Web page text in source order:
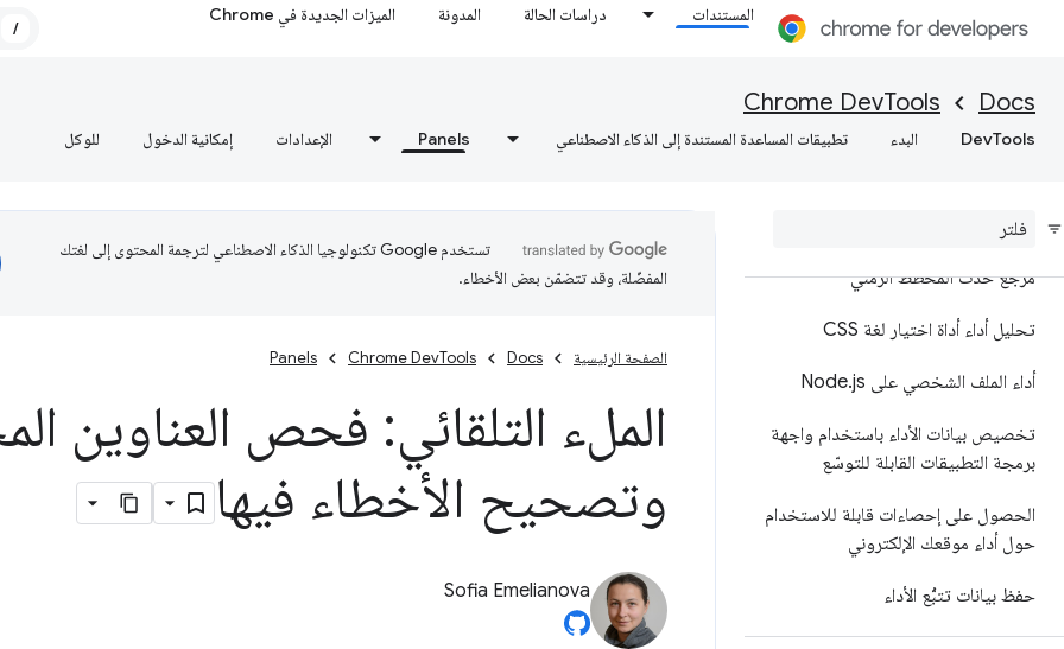
المستندات دراسات الحالة المدونة الميزات الجديدة في Chrome
/
Docs
Chrome DevTools
DevTools البدء تطبيقات المساعدة المستندة إلى الذكاء الاصطناعي Panels الإعدادات إمكانية الدخول للوكل
نظرة عامة
تحليل أداء وقت التشغيل
إضافة تعليقات توضيحية إلى نتائج
مرجع الميزات
مرجع حدث المخطط الزمني
تحليل أداء أداة اختيار لغة CSS
أداء الملف الشخصي على Node .js
تخصيص بيانات الأداء باستخدام واجهة
برمجة التطبيقات القابلة للتوسّع
الحصول على إحصاءات قابلة للاستخدام
حول أداء موقعك الإلكتروني
حفظ بيانات تتبُّع الأداء
تستخدم Google تكنولوجيا الذكاء الاصطناعي لترجمة المحتوى إلى لغتك
المفضّلة، وقد تتضمّن بعض الأخطاء.
الصفحة الرئيسية Docs
Chrome DevTools
Panels
الملء التلقائي: فحص العناوين
وتصحيح الأخطاء فيها
Sofia Emelianova